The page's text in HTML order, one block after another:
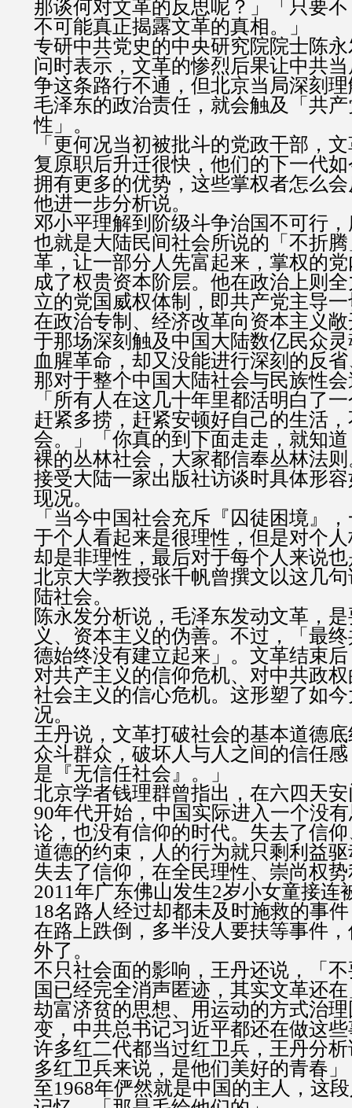
那谈何对文革的反思呢？」「只要
不可能真正揭露文革的真相。」
专研中共党史的中央研究院院士陈
问时表示，文革的惨烈后果让中共
争这条路行不通，但北京当局深刻
毛泽东的政治责任，就会触及「共
性」。
「更何况当初被批斗的党政干部，
复原职后升迁很快，他们的下一代
拥有更多的优势，这些掌权者怎么
他进一步分析说。
邓小平理解到阶级斗争治国不可行
也就是大陆民间社会所说的「不折
革，让一部分人先富起来，掌权的
成了权贵资本阶层。他在政治上则
立的党国威权体制，即共产党主导
在政治专制、经济改革向资本主义
于那场深刻触及中国大陆数亿民众
血腥革命，却又没能进行深刻的反
那对于整个中国大陆社会与民族性
「所有人在这几十年里都活明白了
赶紧多捞，赶紧安顿好自己的生活
会。」「你真的到下面走走，就知
裸的丛林社会，大家都信奉丛林法
接受大陆一家出版社访谈时具体形
现况。
「当今中国社会充斥『囚徒困境』
于个人看起来是很理性，但是对个
却是非理性，最后对于每个人来说
北京大学教授张千帆曾撰文以这几
陆社会。
陈永发分析说，毛泽东发动文革，
义、资本主义的伪善。不过，「最
德始终没有建立起来」。文革结束
对共产主义的信仰危机、对中共政
社会主义的信心危机。这形塑了如
况。
王丹说，文革打破社会的基本道德
众斗群众，破坏人与人之间的信任
是『无信任社会』。」
北京学者钱理群曾指出，在六四天
90年代开始，中国实际进入一个没
论，也没有信仰的时代。失去了信
道德的约束，人的行为就只剩利益
失去了信仰，在全民理性、崇尚权
2011年广东佛山发生2岁小女童接连
18名路人经过却都未及时施救的事
在路上跌倒，多半没人要扶等事件
外了。
不只社会面的影响，王丹还说，「
国已经完全消声匿迹，其实文革还
劫富济贫的思想、用运动的方式治
变，中共总书记习近平都还在做这
许多红二代都当过红卫兵，王丹分
多红卫兵来说，是他们美好的青春
至1968年俨然就是中国的主人，这